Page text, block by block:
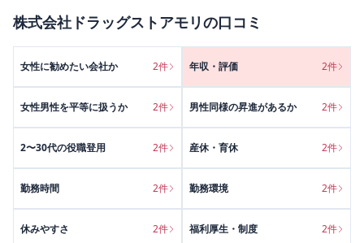
株式会社ドラッグストアモリの口コミ
女性に勧めたい会社か 2件 年収・評価 2件
女性男性を平等に扱うか 2件 男性同様の昇進があるか 2件
2〜30代の役職登用 2件 産休・育休 2件
勤務時間 2件 勤務環境 2件
休みやすさ 2件 福利厚生・制度 2件